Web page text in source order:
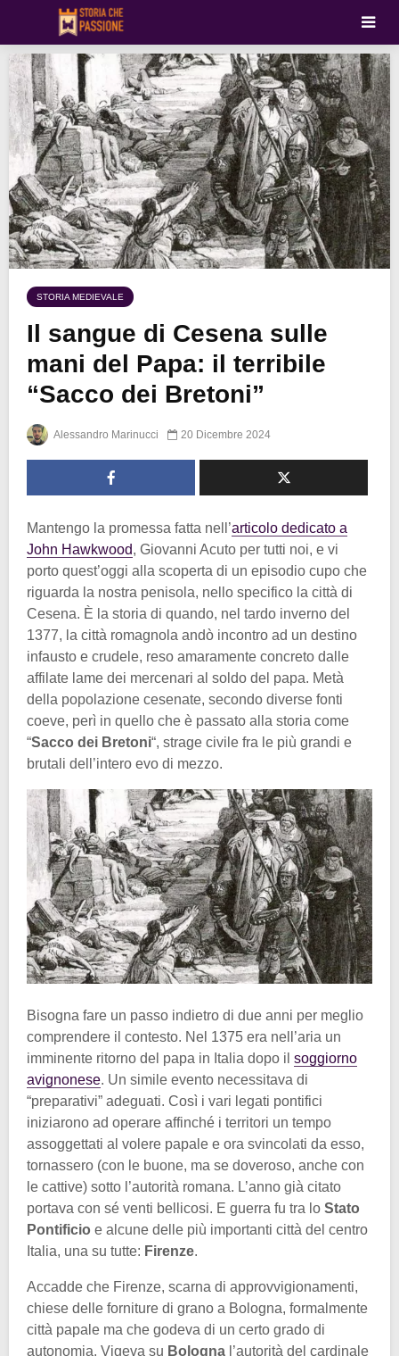
STORIA MEDIEVALE
Il sangue di Cesena sulle
mani del Papa: il terribile
“Sacco dei Bretoni”
Alessandro Marinucci 20 Dicembre 2024
Mantengo la promessa fatta nell’articolo dedicato a
John Hawkwood, Giovanni Acuto per tutti noi, e vi
porto quest’oggi alla scoperta di un episodio cupo che
riguarda la nostra penisola, nello specifico la città di
Cesena. È la storia di quando, nel tardo inverno del
1377, la città romagnola andò incontro ad un destino
infausto e crudele, reso amaramente concreto dalle
affilate lame dei mercenari al soldo del papa. Metà
della popolazione cesenate, secondo diverse fonti
coeve, perì in quello che è passato alla storia come
“Sacco dei Bretoni“, strage civile fra le più grandi e
brutali dell’intero evo di mezzo.
Bisogna fare un passo indietro di due anni per meglio
comprendere il contesto. Nel 1375 era nell’aria un
imminente ritorno del papa in Italia dopo il soggiorno
avignonese. Un simile evento necessitava di
“preparativi” adeguati. Così i vari legati pontifici
iniziarono ad operare affinché i territori un tempo
assoggettati al volere papale e ora svincolati da esso,
tornassero (con le buone, ma se doveroso, anche con
le cattive) sotto l’autorità romana. L’anno già citato
portava con sé venti bellicosi. E guerra fu tra lo Stato
Pontificio e alcune delle più importanti città del centro
Italia, una su tutte: Firenze.
Accadde che Firenze, scarna di approvvigionamenti,
chiese delle forniture di grano a Bologna, formalmente
città papale ma che godeva di un certo grado di
autonomia. Vigeva su Bologna l’autorità del cardinale